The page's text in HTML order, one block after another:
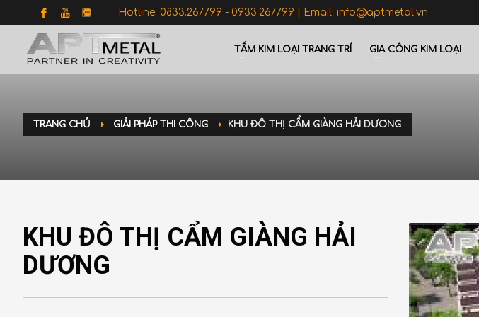
Hotline: 0833.267799 - 0933.267799 | Email: info@aptmetal.vn
TẤM KIM LOẠI TRANG TRÍ GIA CÔNG KIM LOẠI
TRANG CHỦ GIẢI PHÁP THI CÔNG KHU ĐÔ THỊ CẨM GIÀNG HẢI DƯƠNG
KHU ĐÔ THỊ CẨM GIÀNG HẢI
DƯƠNG